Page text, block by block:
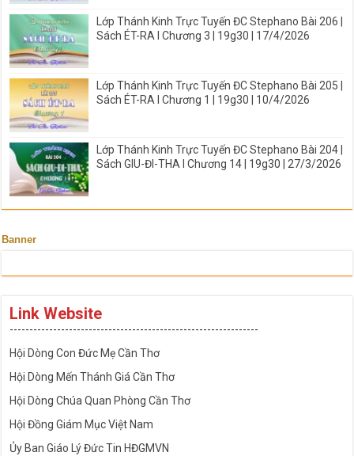
Lớp Thánh Kinh Trực Tuyến ĐC Stephano Bài 206 |
Sách ÉT-RA I Chương 3 | 19g30 | 17/4/2026
Lớp Thánh Kinh Trực Tuyến ĐC Stephano Bài 205 |
Sách ÉT-RA I Chương 1 | 19g30 | 10/4/2026
Lớp Thánh Kinh Trực Tuyến ĐC Stephano Bài 204 |
Sách GIU-ĐI-THA I Chương 14 | 19g30 | 27/3/2026
Banner
Link Website
---------------------------------------------------------------
Hội Dòng Con Đức Mẹ Cần Thơ
Hội Dòng Mến Thánh Giá Cần Thơ
Hội Dòng Chúa Quan Phòng Cần Thơ
Hội Đồng Giám Mục Việt Nam
Ủy Ban Giáo Lý Đức Tin HĐGMVN